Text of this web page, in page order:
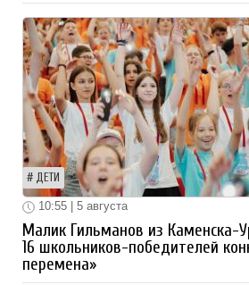
ДЕТИ
10:55 | 5 августа
Малик Гильманов из Каменска-
16 школьников-победителей
перемена»